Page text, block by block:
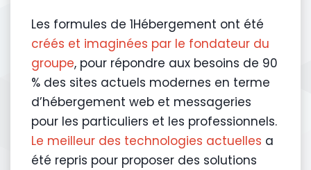
Les formules de 1Hébergement ont été
créés et imaginées par le fondateur du
groupe, pour répondre aux besoins de 90
% des sites actuels modernes en terme
d’hébergement web et messageries
pour les particuliers et les professionnels.
Le meilleur des technologies actuelles a
été repris pour proposer des solutions